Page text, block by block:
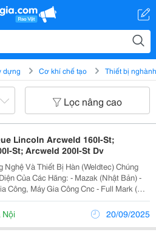
dựng Cơ khí chế tạo Thiết bị
Lọc nâng cao
Lincoln Arcweld 160I-St;
St; Arcweld 200I-St Dv
Nghệ Và Thiết Bị Hàn (Weldtec) Chúng
Hãng: - Mazak (Nhật Bản) -
Máy Gia Công Cnc - Full Mark (Đài
Gia Công Cơ Khí Dạng Cơ: Tiện
Nội 20/09/2025